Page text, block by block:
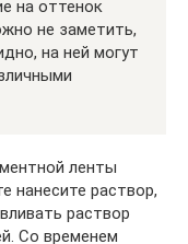
на оттенок
не заметить,
на ней могут
ленты
нанесите раствор,
раствор
Со временем